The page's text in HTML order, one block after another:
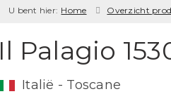
U bent hier: Home Overzicht
Il Palagio
Italië - Toscane